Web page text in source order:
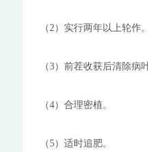
（2）实行两年以上轮作
（3）前茬收获后清除病
（4）合理密植。
（5）适时追肥。